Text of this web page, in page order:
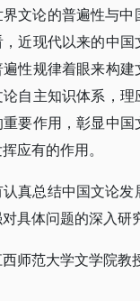
文论的普遍性与中
近现代以来的中
性规律着眼来构
自主知识体系，
要作用，彰显中
应有的作用。
真总结中国文论
具体问题的深入研
西师范大学文学院教